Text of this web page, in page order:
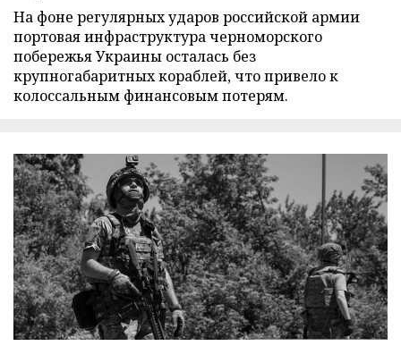
На фоне регулярных ударов российской армии
портовая инфраструктура черноморского
побережья Украины осталась без
крупногабаритных кораблей, что привело к
колоссальным финансовым потерям.